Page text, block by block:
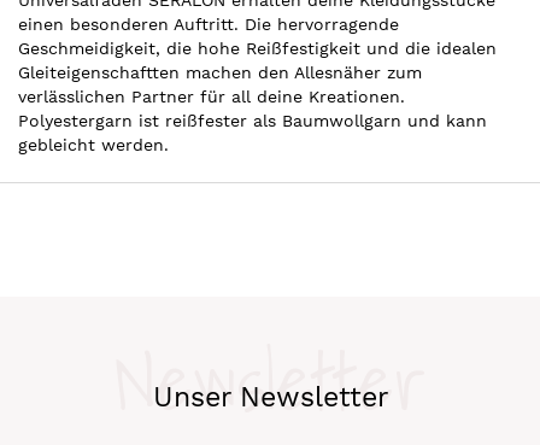
einen besonderen Auftritt. Die hervorragende
Geschmeidigkeit, die hohe Reißfestigkeit und die idealen
Gleiteigenschaftten machen den Allesnäher zum
verlässlichen Partner für all deine Kreationen.
Polyestergarn ist reißfester als Baumwollgarn und kann
gebleicht werden.
Unser Newsletter
Newsletter